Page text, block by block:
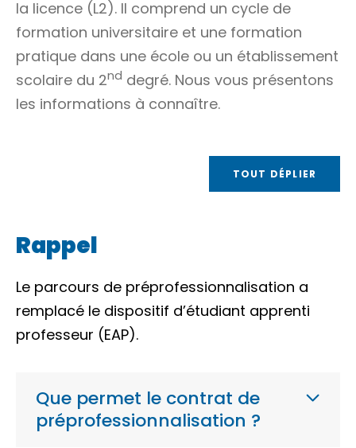
la licence (L2). Il comprend un cycle de
formation universitaire et une formation
pratique dans une école ou un établissement
scolaire du 2nd degré. Nous vous présentons
les informations à connaître.
TOUT DÉPLIER
Rappel
Le parcours de préprofessionnalisation a
remplacé le dispositif d’étudiant apprenti
professeur (EAP).
Que permet le contrat de
préprofessionnalisation ?